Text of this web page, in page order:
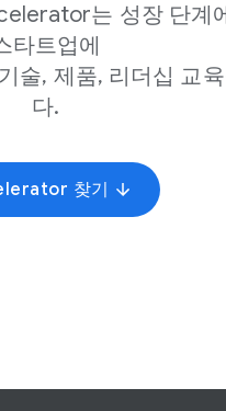
는 성장 단계
타트업에
술, 제품, 리더십 교
다.
찾기